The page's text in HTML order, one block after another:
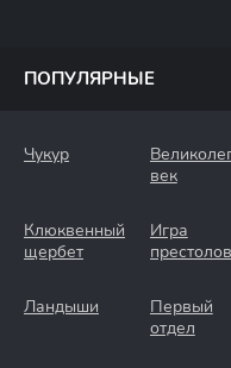
ПОПУЛЯРНЫЕ
Чукур
век
Клюквенный
щербет
Игра
престолов
Ландыши
Первый
отдел